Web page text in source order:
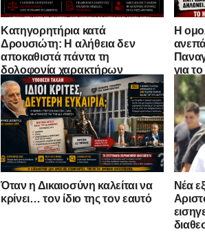
Κατηγορητήρια κατά
Δρουσιώτη: Η αλήθεια δεν
αποκαθιστά πάντα τη
δολοφονία χαρακτήρων
Η
για
Όταν η Δικαιοσύνη καλείται να
κρίνει… τον ίδιο της τον εαυτό
Νέα